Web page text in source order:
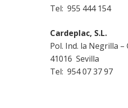
Tel: 955 444 154
Cardeplac, S.L.
Pol. Ind. la Negrilla –
41016 Sevilla
Tel: 954 07 37 97